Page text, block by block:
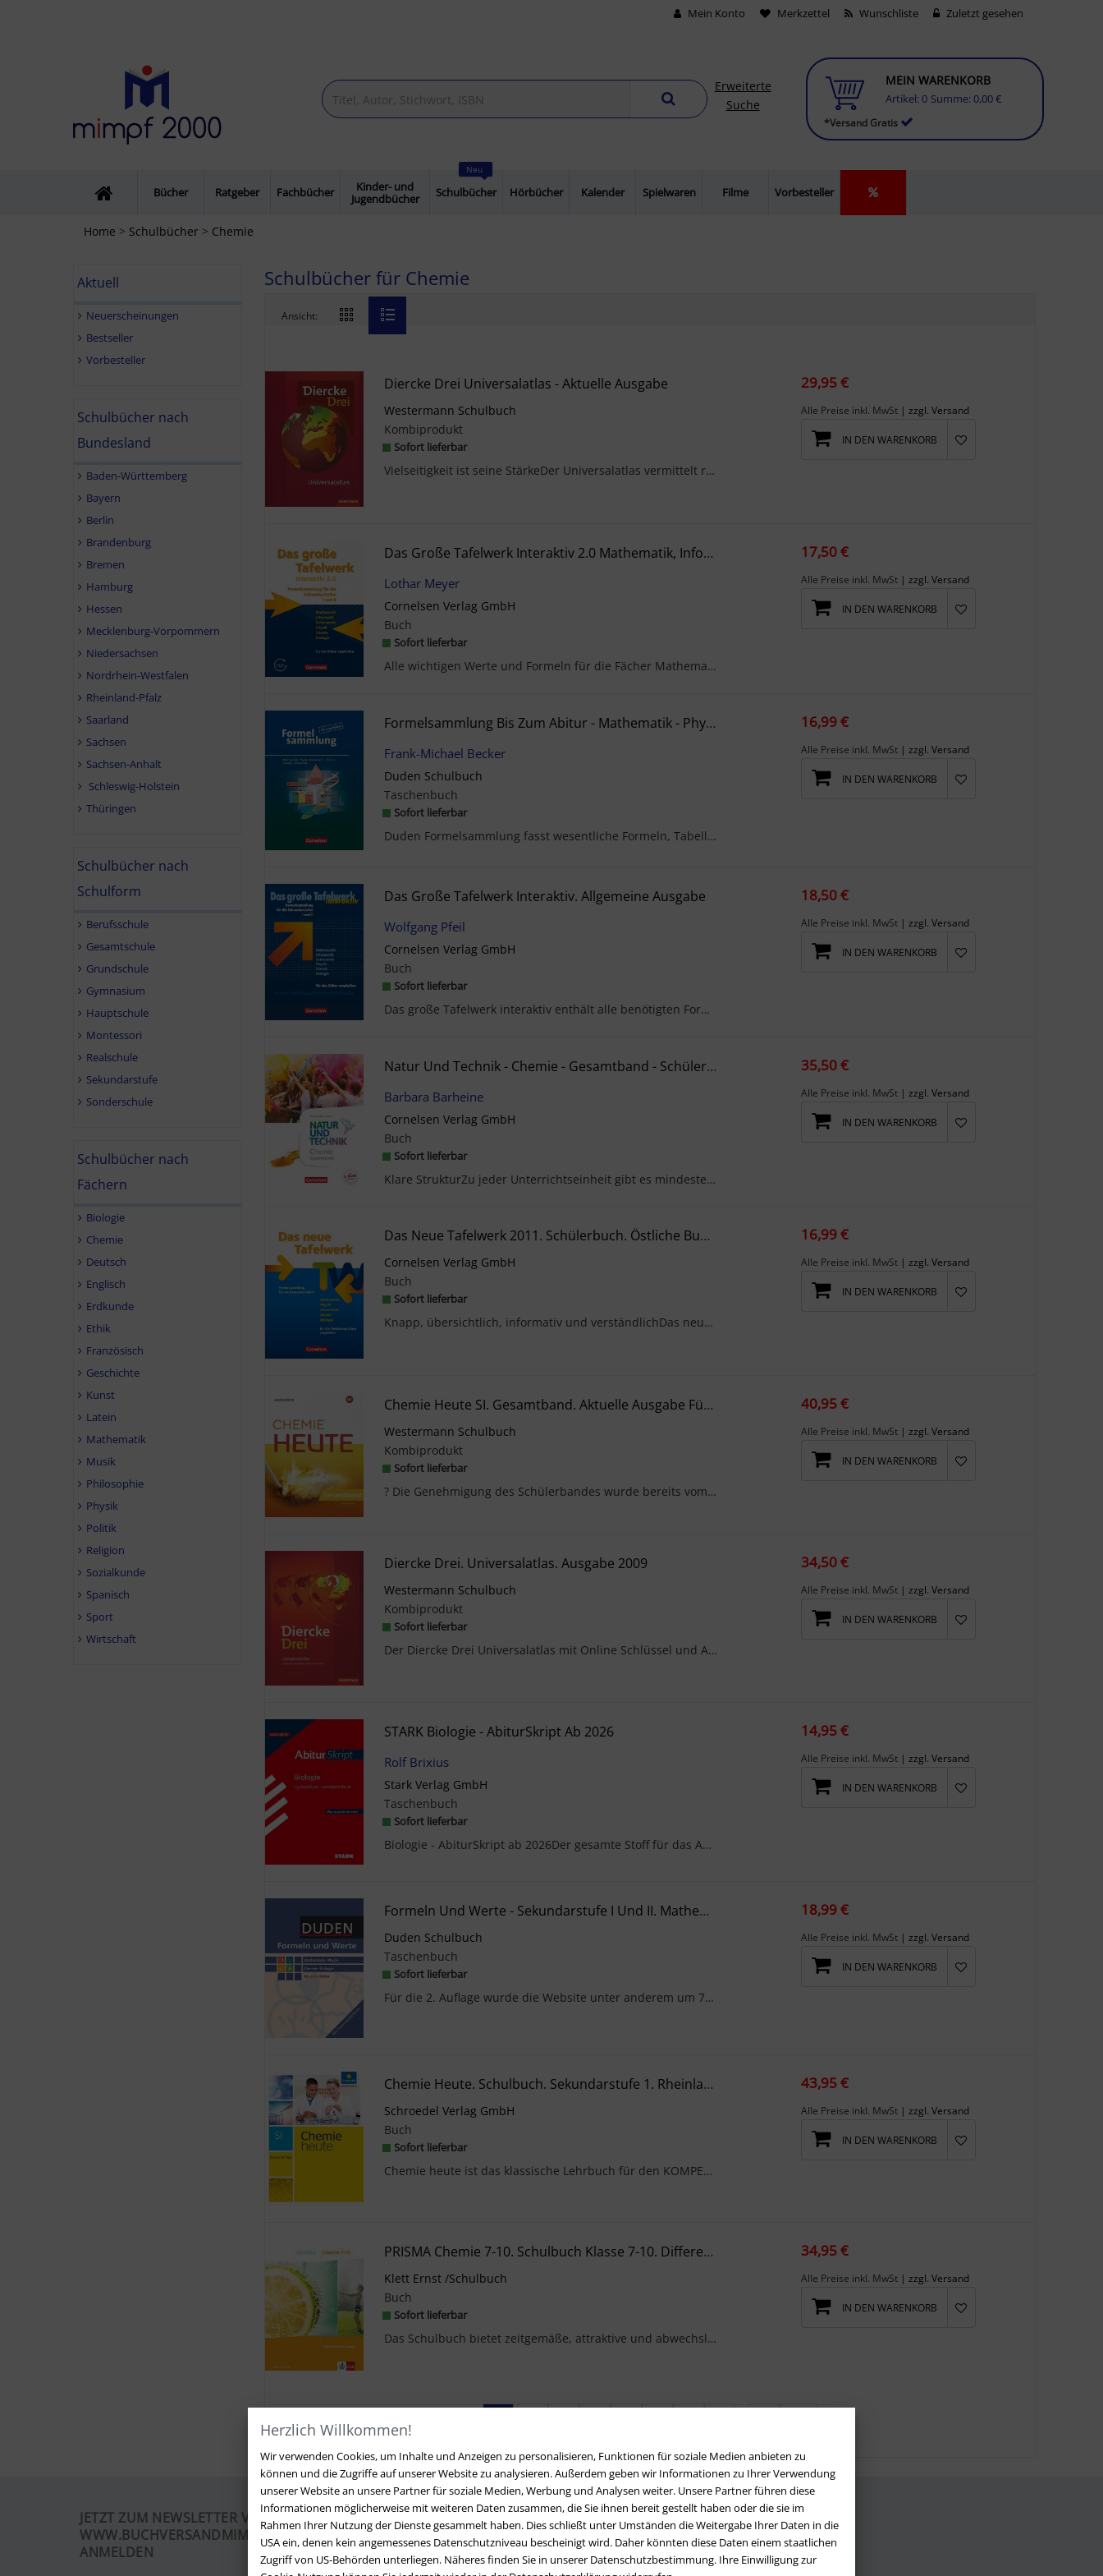
Herzlich Willkommen!
Wir verwenden Cookies, um Inhalte und Anzeigen zu personalisieren, Funktionen für soziale Medien anbieten zu
können und die Zugriffe auf unserer Website zu analysieren. Außerdem geben wir Informationen zu Ihrer Verwendung
unserer Website an unsere Partner für soziale Medien, Werbung und Analysen weiter. Unsere Partner führen diese
Informationen möglicherweise mit weiteren Daten zusammen, die Sie ihnen bereit gestellt haben oder die sie im
Rahmen Ihrer Nutzung der Dienste gesammelt haben. Dies schließt unter Umständen die Weitergabe Ihrer Daten in die
USA ein, denen kein angemessenes Datenschutzniveau bescheinigt wird. Daher könnten diese Daten einem staatlichen
Zugriff von US-Behörden unterliegen. Näheres finden Sie in unserer Datenschutzbestimmung. Ihre Einwilligung zur
Mein Konto Merkzettel Wunschliste Zuletzt gesehen
Erweiterte
Suche
*Versand Gratis
MEIN WARENKORB
Artikel: 0 Summe: 0,00 €
Bücher Ratgeber Fachbücher
Kinder- und
Jugendbücher
Neu
Schulbücher Hörbücher Kalender Spielwaren Filme Vorbesteller
Home > Schulbücher > Chemie
Aktuell
Neuerscheinungen
Bestseller
Vorbesteller
Schulbücher nach
Bundesland
Baden-Württemberg
Bayern
Berlin
Brandenburg
Bremen
Hamburg
Hessen
Mecklenburg-Vorpommern
Niedersachsen
Nordrhein-Westfalen
Rheinland-Pfalz
Saarland
Sachsen
Sachsen-Anhalt
Schleswig-Holstein
Thüringen
Schulbücher nach
Schulform
Berufsschule
Gesamtschule
Grundschule
Gymnasium
Hauptschule
Montessori
Realschule
Sekundarstufe
Sonderschule
Schulbücher nach
Fächern
Biologie
Chemie
Deutsch
Englisch
Erdkunde
Ethik
Französisch
Geschichte
Kunst
Latein
Mathematik
Musik
Philosophie
Physik
Politik
Religion
Sozialkunde
Spanisch
Sport
Wirtschaft
Schulbücher für Chemie
Ansicht:
Diercke Drei Universalatlas - Aktuelle Ausgabe
Westermann Schulbuch
Kombiprodukt
Sofort lieferbar
Vielseitigkeit ist seine StärkeDer Universalatlas vermittelt räumliche Orientierung und thematisi...
29,95 €
Alle Preise inkl. MwSt | zzgl. Versand
IN DEN WARENKORB
Das Große Tafelwerk Interaktiv 2.0 Mathematik, Informatik, Astronomie, Physik, Chemie, Biologie. Schülerbuch. Allgemeine Ausgabe Außer Niedersachsen Und Bayern
Lothar Meyer
Cornelsen Verlag GmbH
Buch
Sofort lieferbar
Alle wichtigen Werte und Formeln für die Fächer Mathematik, Informatik, Astronomie, Physik, Chemi...
17,50 €
Alle Preise inkl. MwSt | zzgl. Versand
IN DEN WARENKORB
Formelsammlung Bis Zum Abitur - Mathematik - Physik - Astronomie - Chemie - Biologie - Informatik
Frank-Michael Becker
Duden Schulbuch
Taschenbuch
Sofort lieferbar
Duden Formelsammlung fasst wesentliche Formeln, Tabellen und Daten bis zum Abitur zusammen - für ...
16,99 €
Alle Preise inkl. MwSt | zzgl. Versand
IN DEN WARENKORB
Das Große Tafelwerk Interaktiv. Allgemeine Ausgabe
Wolfgang Pfeil
Cornelsen Verlag GmbH
Buch
Sofort lieferbar
Das große Tafelwerk interaktiv enthält alle benötigten Formeln und Werte der Fächer Mathematik, P...
18,50 €
Alle Preise inkl. MwSt | zzgl. Versand
IN DEN WARENKORB
Natur Und Technik - Chemie - Gesamtband - Schülerbuch - Rheinland-Pfalz
Barbara Barheine
Cornelsen Verlag GmbH
Buch
Sofort lieferbar
Klare StrukturZu jeder Unterrichtseinheit gibt es mindestens eine Basis- und eine Materialseite:-...
35,50 €
Alle Preise inkl. MwSt | zzgl. Versand
IN DEN WARENKORB
Das Neue Tafelwerk 2011. Schülerbuch. Östliche Bundesländer
Cornelsen Verlag GmbH
Buch
Sofort lieferbar
Knapp, übersichtlich, informativ und verständlichDas neue Tafelwerk versammelt alle relevanten We...
16,99 €
Alle Preise inkl. MwSt | zzgl. Versand
IN DEN WARENKORB
Chemie Heute SI. Gesamtband. Aktuelle Ausgabe Für Rheinland-Pfalz
Westermann Schulbuch
Kombiprodukt
Sofort lieferbar
? Die Genehmigung des Schülerbandes wurde bereits vom Ministerium erteilt. ?Alles in einem! - Das...
40,95 €
Alle Preise inkl. MwSt | zzgl. Versand
IN DEN WARENKORB
Diercke Drei. Universalatlas. Ausgabe 2009
Westermann Schulbuch
Kombiprodukt
Sofort lieferbar
Der Diercke Drei Universalatlas mit Online Schlüssel und ArbeitsheftAktualisierter B1-Dru...
34,50 €
Alle Preise inkl. MwSt | zzgl. Versand
IN DEN WARENKORB
STARK Biologie - AbiturSkript Ab 2026
Rolf Brixius
Stark Verlag GmbH
Taschenbuch
Sofort lieferbar
Biologie - AbiturSkript ab 2026Der gesamte Stoff für das Abitur prägnant zusammengefasst - ideal ...
14,95 €
Alle Preise inkl. MwSt | zzgl. Versand
IN DEN WARENKORB
Formeln Und Werte - Sekundarstufe I Und II. Mathematik - Physik - Chemie - Biologie - Formelsammlung Bis Zum Abitur
Duden Schulbuch
Taschenbuch
Sofort lieferbar
Für die 2. Auflage wurde die Website unter anderem um 70 Mathematik-Beispiele ergänzt. Im Physikt...
18,99 €
Alle Preise inkl. MwSt | zzgl. Versand
IN DEN WARENKORB
Chemie Heute. Schulbuch. Sekundarstufe 1. Rheinland-Pfalz
Schroedel Verlag GmbH
Buch
Sofort lieferbar
Chemie heute ist das klassische Lehrbuch für den KOMPETENZORIENTIERTEN Chemieunterricht.Die Chemi...
43,95 €
Alle Preise inkl. MwSt | zzgl. Versand
IN DEN WARENKORB
PRISMA Chemie 7-10. Schulbuch Klasse 7-10. Differenzierende Ausgabe Rheinland-Pfalz
Klett Ernst /Schulbuch
Buch
Sofort lieferbar
Das Schulbuch bietet zeitgemäße, attraktive und abwechslungsreiche Wege zu noch mehr Wissen. Und ...
34,95 €
Alle Preise inkl. MwSt | zzgl. Versand
IN DEN WARENKORB
JETZT ZUM NEWSLETTER VON
WWW.BUCHVERSANDMIMPF2000.DE
ANMELDEN
LOS